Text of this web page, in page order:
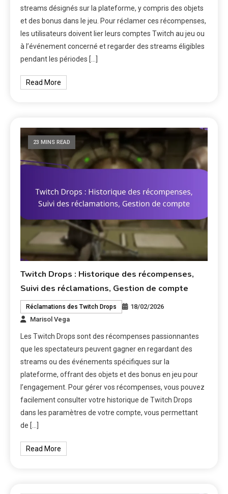
streams désignés sur la plateforme, y compris des objets
et des bonus dans le jeu. Pour réclamer ces récompenses,
les utilisateurs doivent lier leurs comptes Twitch au jeu ou
à l’événement concerné et regarder des streams éligibles
pendant les périodes […]
Read More
23 MINS READ
Twitch Drops : Historique des récompenses,
Suivi des réclamations, Gestion de compte
Réclamations des Twitch Drops
18/02/2026
Marisol Vega
Les Twitch Drops sont des récompenses passionnantes
que les spectateurs peuvent gagner en regardant des
streams ou des événements spécifiques sur la
plateforme, offrant des objets et des bonus en jeu pour
l’engagement. Pour gérer vos récompenses, vous pouvez
facilement consulter votre historique de Twitch Drops
dans les paramètres de votre compte, vous permettant
de […]
Read More